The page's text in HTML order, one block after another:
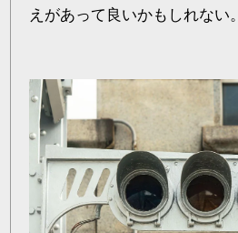
えがあって良いかもしれない。